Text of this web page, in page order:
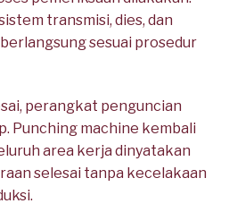
transmisi, dies, dan
sesuai prosedur
perangkat penguncian
Punching machine kembali
area kerja dinyatakan
selesai tanpa kecelakaan